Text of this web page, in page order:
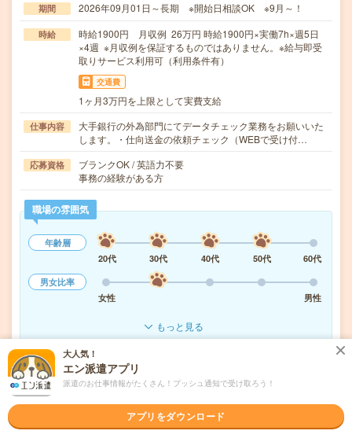
期間 2026年09月01日～長期 ※開始日相談OK ※9月～！
時給
時給1900円 月収例 26万円 時給1900円×実働7h×週5日
×4週 ※月収例を保証するものではありません。※給与即受
取りサービス利用可（利用条件有）
交通費
1ヶ月3万円を上限として実費支給
仕事内容
大手銀行の外為部門にてデータチェック業務をお願いいた
します。・仕向送金の依頼チェック（WEBで受け付…
応募資格
ブランクOK / 英語力不要
事務の経験がある方
職場の雰囲気
年齢層
20代
30代 40代 50代
60代
男女比率
女性
男性
もっと見る
気になる!
派遣会社 株式会社リクルートスタッフィング
大人気！
エン派遣アプリ
派遣のお仕事情報がたくさん！プッシュ通知で受け取ろう！
アプリをダウンロード